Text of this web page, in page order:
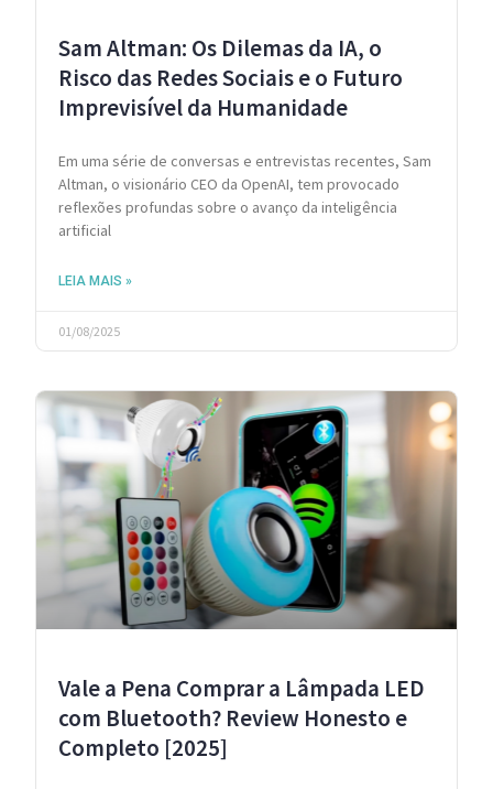
Sam Altman: Os Dilemas da IA, o
Risco das Redes Sociais e o Futuro
Imprevisível da Humanidade
Em uma série de conversas e entrevistas recentes, Sam
Altman, o visionário CEO da OpenAI, tem provocado
reflexões profundas sobre o avanço da inteligência
artificial
LEIA MAIS »
01/08/2025
Vale a Pena Comprar a Lâmpada LED
com Bluetooth? Review Honesto e
Completo [2025]